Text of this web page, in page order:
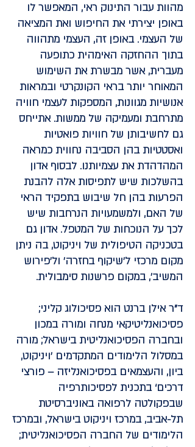
מהוות עבור התינוק ראי, המאפשר לו
באופן יצירתי את החיפוש ואת המציאה
של העצמי. באופן זה, העצמי מתהווה
בתוך ההחזקה האימהית כתופעה
מעברית, אשר מבשרת את השימוש
המאוחר יותר בראי הקונקרטי ובמראות
אנושיות מגוונות, המספקות לעצמי חוויה
מתרחבת ומעמיקה של ממשות. אתייחס
גם לחשיבותן של חוויות פואטיות
ואסטטיות בהן הסביבה נחווית כמראה
המהדהדת את עצמיותנו. לבסוף אדון
בהשלכות שיש לתפיסות אלה להבנת
הפרעות בהן חל שיבוש בתפקיד הראי
של האם, ולמשמעויות הנרחבות שיש
לכך על הנוכחות של המטפל. אדון גם
בטכניקה הטיפולית של ויניקוט, בה ניתן
מקום מרכזי ל'שיקוף בחזרה' ול'פירוש
המשיב', במקום פרשנות סימבולית.
ד"ר אילן ברנט הוא פסיכולוג קליני;
פסיכואנליטיקאי מנחה ומורה במכון
ובחברה הפסיכואנליטית בישראל; מורה
במסלול הלימודים המתקדמים ’ויניקוט,
ביון, והעצמאים בפסיכואנליזה – פורצי
דרכים‘ בתכנית לפסיכותרפיה
שבפקולטה לרפואה באוניברסיטת
תל-אביב, במרכז ויניקוט בישראל, ובמרכז
הלימודים של החברה הפסיכואנליטית;